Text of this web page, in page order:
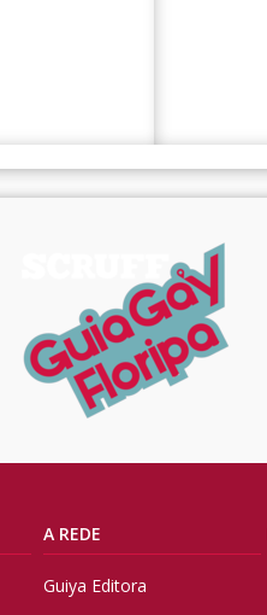
A REDE
Guiya Editora